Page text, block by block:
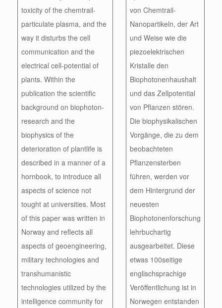
toxicity of the chemtrail-
particulate plasma, and the
way it disturbs the cell
communication and the
electrical cell-potential of
plants. Within the
publication the scientific
background on biophoton-
research and the
biophysics of the
deterioration of plantlife is
described in a manner of a
hornbook, to introduce all
aspects of science not
tought at universities. Most
of this paper was written in
Norway and reflects all
aspects of geoengineering,
military technologies and
transhumanistic
technologies utilized by the
intelligence community for
von Chemtrail-
Nanopartikeln, der Art
und Weise wie die
piezoelektrischen
Kristalle den
Biophotonenhaushalt
und das Zellpotential
von Pflanzen stören.
Die biophysikalischen
Vorgänge, die zu dem
beobachteten
Pflanzensterben
führen, werden vor
dem Hintergrund der
neuesten
Biophotonenforschung
lehrbuchartig
ausgearbeitet. Diese
etwas 100seitige
englischsprachige
Veröffentlichung ist in
Norwegen entstanden